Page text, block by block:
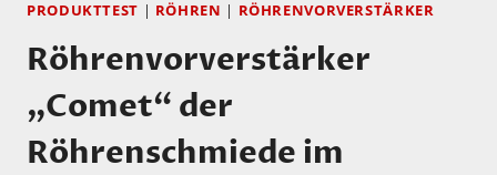
PRODUKTTEST | RÖHREN | RÖHRENVORVERSTÄRKER
Röhrenvorverstärker
„Comet“ der
Röhrenschmiede im